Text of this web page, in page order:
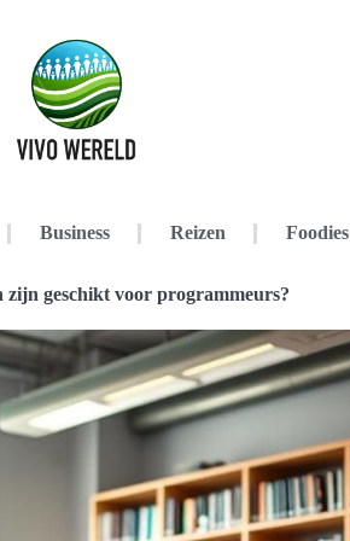
Business Reizen Foodies
zijn geschikt voor programmeurs?